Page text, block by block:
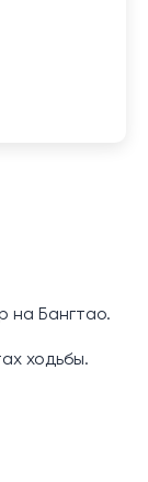
на Бангтао.
ходьбы.